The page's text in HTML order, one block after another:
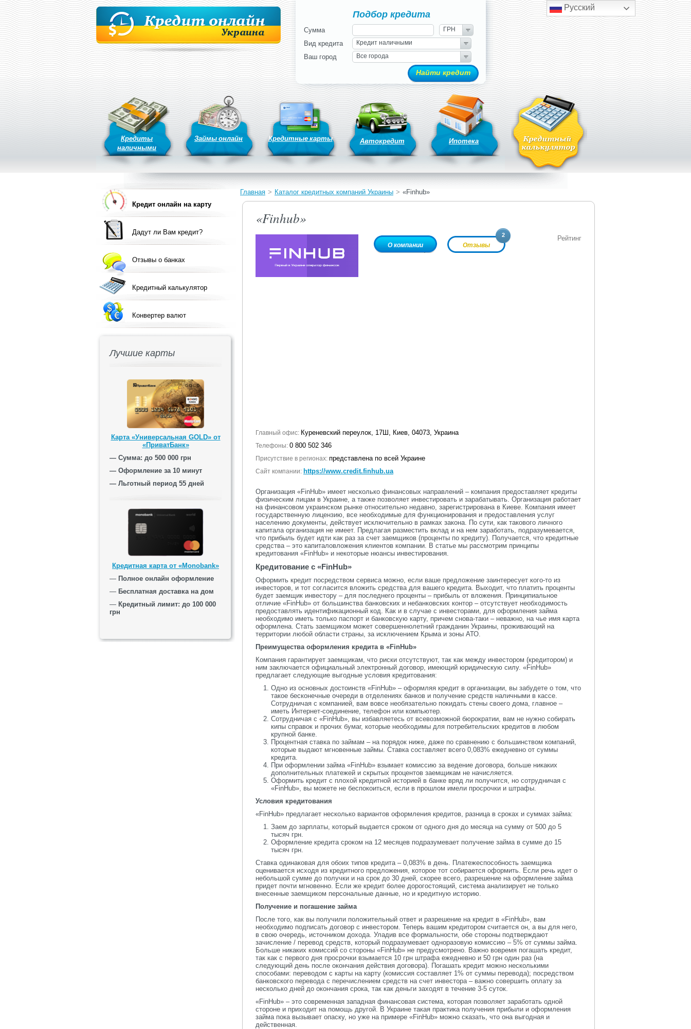
Подбор кредита
Сумма ГРН
Вид кредита Кредит наличными
Ваш город Все города
Кредиты
наличными
Займы онлайн Кредитные карты Автокредит Ипотека
Главная > Каталог кредитных компаний Украины > «Finhub»
«Finhub»
О компании Отзывы
2 Рейтинг
Главный офис: Куреневский переулок, 17Ш, Киев, 04073, Украина
Телефоны: 0 800 502 346
Присутствие в регионах: представлена по всей Украине
Сайт компании: https://www.credit.finhub.ua
Организация «FinHub» имеет несколько финансовых направлений – компания предоставляет кредиты
физическим лицам в Украине, а также позволяет инвестировать и зарабатывать. Организация работает
на финансовом украинском рынке относительно недавно, зарегистрирована в Киеве. Компания имеет
государственную лицензию, все необходимые для функционирования и предоставления услуг
населению документы, действует исключительно в рамках закона. По сути, как такового личного
капитала организация не имеет. Предлагая разместить вклад и на нем заработать, подразумевается,
что прибыль будет идти как раз за счет заемщиков (проценты по кредиту). Получается, что кредитные
средства – это капиталовложения клиентов компании. В статье мы рассмотрим принципы
кредитования «FinHub» и некоторые нюансы инвестирования.
Кредитование с «FinHub»
Оформить кредит посредством сервиса можно, если ваше предложение заинтересует кого-то из
инвесторов, и тот согласится вложить средства для вашего кредита. Выходит, что платить проценты
будет заемщик инвестору – для последнего проценты – прибыль от вложения. Принципиальное
отличие «FinHub» от большинства банковских и небанковских контор – отсутствует необходимость
предоставлять идентификационный код. Как и в случае с инвесторами, для оформления займа
необходимо иметь только паспорт и банковскую карту, причем снова-таки – неважно, на чье имя карта
оформлена. Стать заемщиком может совершеннолетний гражданин Украины, проживающий на
территории любой области страны, за исключением Крыма и зоны АТО.
Преимущества оформления кредита в «FinHub»
Компания гарантирует заемщикам, что риски отсутствуют, так как между инвестором (кредитором) и
ним заключается официальный электронный договор, имеющий юридическую силу. «FinHub»
предлагает следующие выгодные условия кредитования:
Одно из основных достоинств «FinHub» – оформляя кредит в организации, вы забудете о том, что
такое бесконечные очереди в отделениях банков и получение средств наличными в кассе.
Сотрудничая с компанией, вам вовсе необязательно покидать стены своего дома, главное –
иметь Интернет-соединение, телефон или компьютер.
Сотрудничая с «FinHub», вы избавляетесь от всевозможной бюрократии, вам не нужно собирать
кипы справок и прочих бумаг, которые необходимы для потребительских кредитов в любом
крупной банке.
Процентная ставка по займам – на порядок ниже, даже по сравнению с большинством компаний,
которые выдают мгновенные займы. Ставка составляет всего 0,083% ежедневно от суммы
кредита.
При оформлении займа «FinHub» взымает комиссию за ведение договора, больше никаких
дополнительных платежей и скрытых процентов заемщикам не начисляется.
Оформить кредит с плохой кредитной историей в банке вряд ли получится, но сотрудничая с
«FinHub», вы можете не беспокоиться, если в прошлом имели просрочки и штрафы.
Условия кредитования
«FinHub» предлагает несколько вариантов оформления кредитов, разница в сроках и суммах займа:
Заем до зарплаты, который выдается сроком от одного дня до месяца на сумму от 500 до 5
тысяч грн.
Оформление кредита сроком на 12 месяцев подразумевает получение займа в сумме до 15
тысяч грн.
Ставка одинаковая для обоих типов кредита – 0,083% в день. Платежеспособность заемщика
оценивается исходя из кредитного предложения, которое тот собирается оформить. Если речь идет о
небольшой сумме до получки и на срок до 30 дней, скорее всего, разрешение на оформление займа
придет почти мгновенно. Если же кредит более дорогостоящий, система анализирует не только
внесенные заемщиком персональные данные, но и кредитную историю.
Получение и погашение займа
После того, как вы получили положительный ответ и разрешение на кредит в «FinHub», вам
необходимо подписать договор с инвестором. Теперь вашим кредитором считается он, а вы для него,
в свою очередь, источником дохода. Уладив все формальности, обе стороны подтверждают
зачисление / перевод средств, который подразумевает одноразовую комиссию – 5% от суммы займа.
Больше никаких комиссий со стороны «FinHub» не предусмотрено. Важно вовремя погашать кредит,
так как с первого дня просрочки взымается 10 грн штрафа ежедневно и 50 грн один раз (на
следующий день после окончания действия договора). Погашать кредит можно несколькими
способами: переводом с карты на карту (комиссия составляет 1% от суммы перевода); посредством
банковского перевода с перечислением средств на счет инвестора – важно совершить оплату за
несколько дней до окончания срока, так как деньги заходят в течение 3-5 суток.
«FinHub» – это современная западная финансовая система, которая позволяет заработать одной
стороне и приходит на помощь другой. В Украине такая практика получения прибыли и оформления
займа пока вызывает опаску, но уже на примере «FinHub» можно сказать, что она выгодная и
действенная.
Кредит онлайн на карту
Дадут ли Вам кредит?
Отзывы о банках
Кредитный калькулятор
Конвертер валют
Лучшие карты
Карта «Универсальная GOLD» от
«ПриватБанк»
— Сумма: до 500 000 грн
— Оформление за 10 минут
— Льготный период 55 дней
Кредитная карта от «Monobank»
— Полное онлайн оформление
— Бесплатная доставка на дом
— Кредитный лимит: до 100 000
грн
Русский